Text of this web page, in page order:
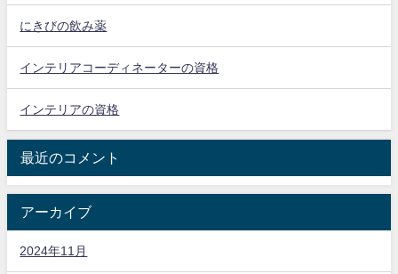
にきびの飲み薬
インテリアコーディネーターの資格
インテリアの資格
最近のコメント
アーカイブ
2024年11月